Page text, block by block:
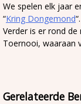
We spelen elk jaar
“Kring Dongemond“.
Verder is er rond de
Toernooi, waaraan
Gerelateerde